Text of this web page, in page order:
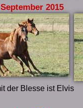
2015
der Blesse ist Elvis